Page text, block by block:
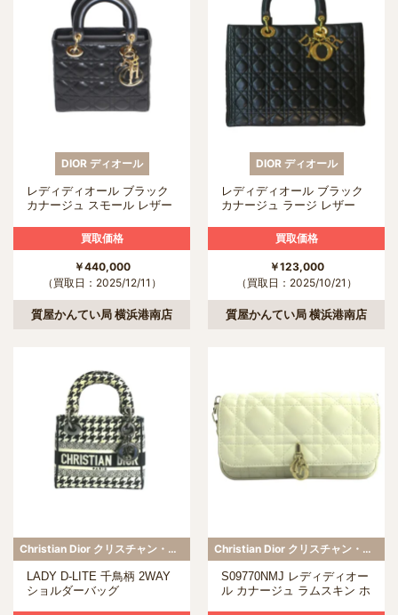
DIOR ディオール
レディディオール ブラック
カナージュ スモール レザー
買取価格
￥440,000
（買取日：2025/12/11）
質屋かんてい局 横浜港南店
DIOR ディオール
レディディオール ブラック
カナージュ ラージ レザー
買取価格
￥123,000
（買取日：2025/10/21）
質屋かんてい局 横浜港南店
Christian Dior クリスチャン・ディオール
LADY D-LITE 千鳥柄 2WAY
ショルダーバッグ
Christian Dior クリスチャン・ディオール
S09770NMJ レディディオー
ル カナージュ ラムスキン ホ